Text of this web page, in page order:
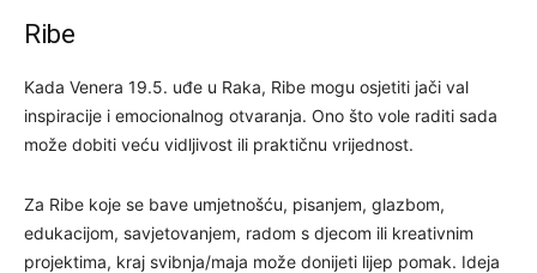
Ribe
Kada Venera 19.5. uđe u Raka, Ribe mogu osjetiti jači val
inspiracije i emocionalnog otvaranja. Ono što vole raditi sada
može dobiti veću vidljivost ili praktičnu vrijednost.
Za Ribe koje se bave umjetnošću, pisanjem, glazbom,
edukacijom, savjetovanjem, radom s djecom ili kreativnim
projektima, kraj svibnja/maja može donijeti lijep pomak. Ideja